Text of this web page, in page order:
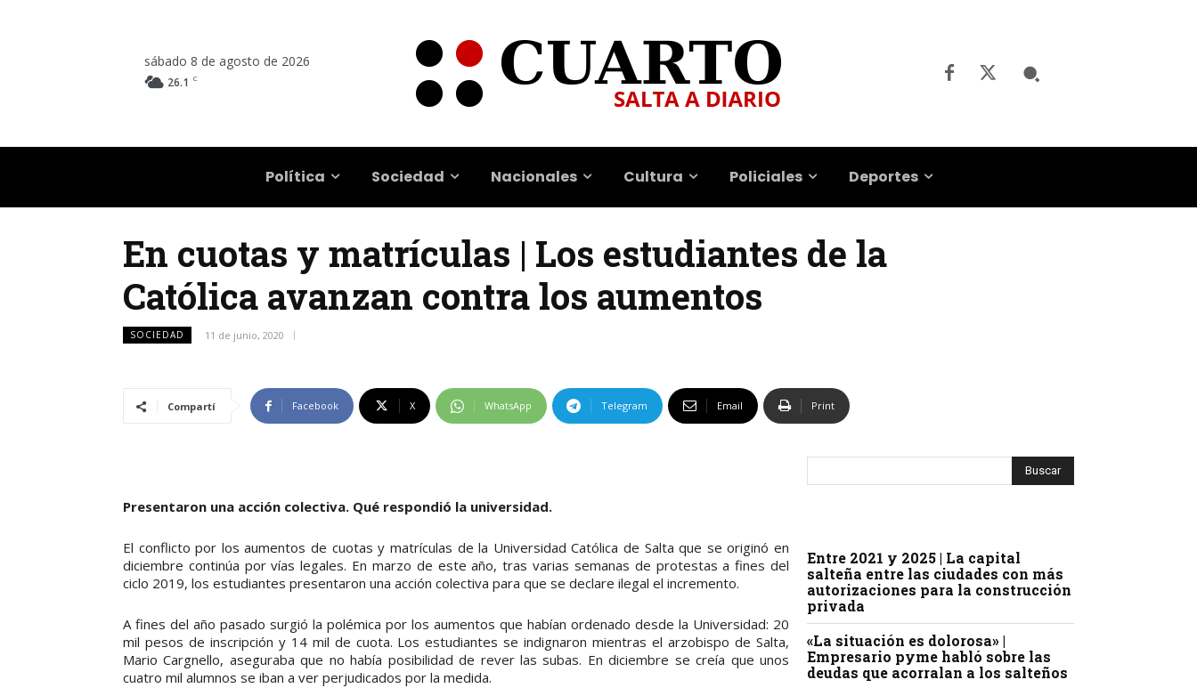
sábado 8 de agosto de 2026
26.1 C
Política Sociedad Nacionales Cultura Policiales Deportes
En cuotas y matrículas | Los estudiantes de la
Católica avanzan contra los aumentos
SOCIEDAD 11 de junio, 2020
Compartí Facebook X WhatsApp Telegram Email Print
Presentaron una acción colectiva. Qué respondió la universidad.
El conflicto por los aumentos de cuotas y matrículas de la Universidad Católica de Salta que se originó en
diciembre continúa por vías legales. En marzo de este año, tras varias semanas de protestas a fines del
ciclo 2019, los estudiantes presentaron una acción colectiva para que se declare ilegal el incremento.
A fines del año pasado surgió la polémica por los aumentos que habían ordenado desde la Universidad: 20
mil pesos de inscripción y 14 mil de cuota. Los estudiantes se indignaron mientras el arzobispo de Salta,
Mario Cargnello, aseguraba que no había posibilidad de rever las subas. En diciembre se creía que unos
cuatro mil alumnos se iban a ver perjudicados por la medida.
Entre 2021 y 2025 | La capital
salteña entre las ciudades con más
autorizaciones para la construcción
privada
«La situación es dolorosa» |
Empresario pyme habló sobre las
deudas que acorralan a los salteños